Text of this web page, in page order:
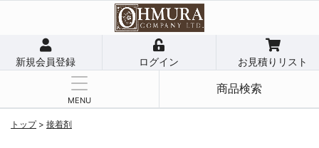
新規会員登録 ログイン お見積りリスト
MENU
商品検索
トップ> 接着剤